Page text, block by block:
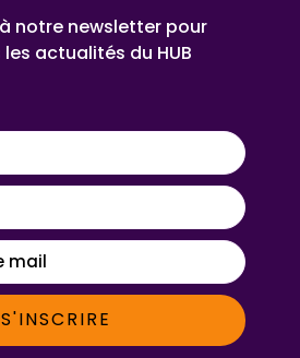
notre newsletter pour
actualités du HUB
S'INSCRIRE